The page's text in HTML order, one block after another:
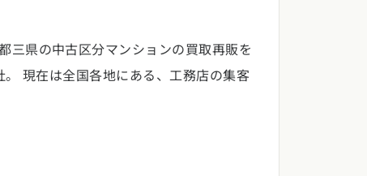
三県の中古区分マンションの買取再販を
現在は全国各地にある、工務店の集客